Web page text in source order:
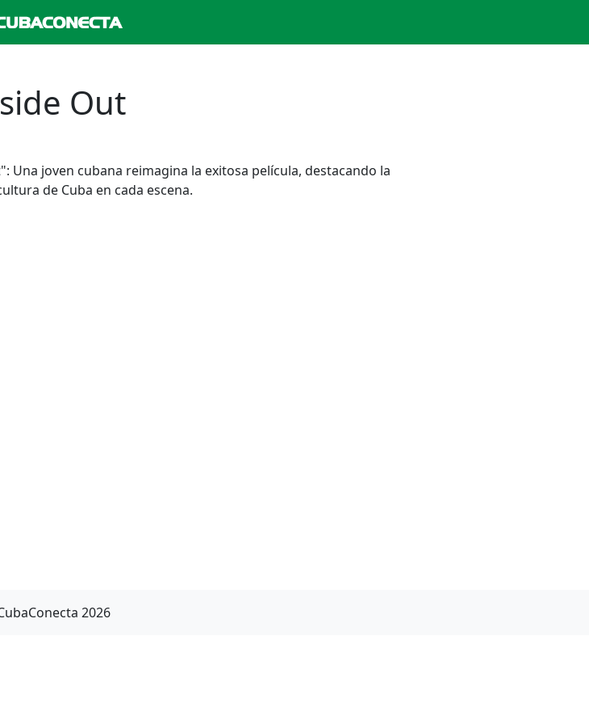
Out
Una joven cubana reimagina la exitosa película, destacando la
de Cuba en cada escena.
2026